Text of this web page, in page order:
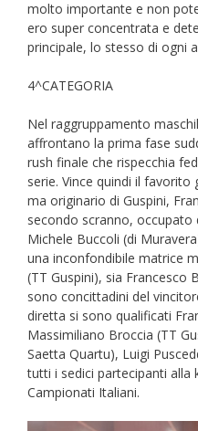
molto importante e non
ero super concentrata e
principale, lo stesso di ogni
4^CATEGORIA
Nel raggruppamento
affrontano la prima fase
rush finale che rispecchia
serie. Vince quindi il
ma originario di Guspini,
secondo scranno,
Michele Buccoli (di
una inconfondibile matrice
(TT Guspini), sia Francesco
sono concittadini del
diretta si sono qualificati
Massimiliano Broccia (TT
Saetta Quartu), Luigi
tutti i sedici partecipanti alla
Campionati Italiani.